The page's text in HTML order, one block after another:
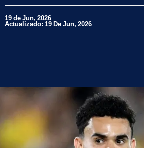
19 de Jun, 2026
Actualizado: 19 De Jun, 2026